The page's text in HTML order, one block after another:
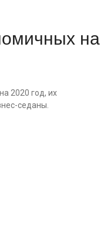
на
2020 год, их
седаны.